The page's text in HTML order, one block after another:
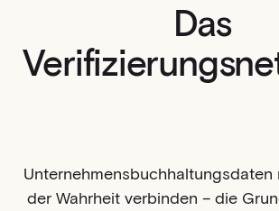
Das
Unternehmensbuchhaltungsdaten
der Wahrheit verbinden – die